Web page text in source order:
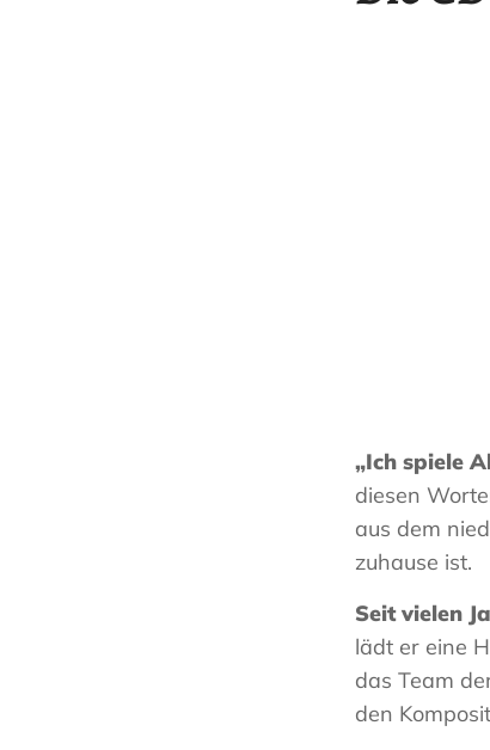
„Ich spiele
diesen
aus dem
zuhause ist.
Seit vielen
lädt er eine
das Team
den